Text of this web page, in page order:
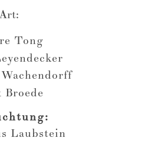
Tong
Broede
Laubstein